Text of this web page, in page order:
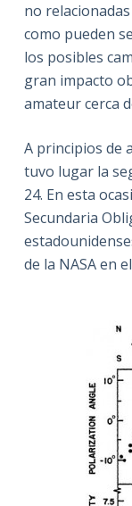
no
como pueden
los posibles
gran impacto
amateur cerca
A principios de
tuvo lugar la
24. En esta
Secundaria
de la NASA en